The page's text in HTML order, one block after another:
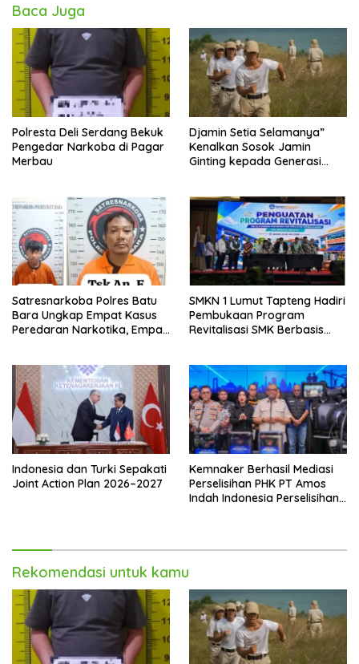
Baca Juga
Polresta Deli Serdang Bekuk
Pengedar Narkoba di Pagar
Merbau
Djamin Setia Selamanya”
Kenalkan Sosok Jamin
Ginting kepada Generasi
Satresnarkoba Polres Batu
Bara Ungkap Empat Kasus
Peredaran Narkotika, Empat
SMKN 1 Lumut Tapteng Hadiri
Pembukaan Program
Revitalisasi SMK Berbasis
Indonesia dan Turki Sepakati
Joint Action Plan 2026–2027
Kemnaker Berhasil Mediasi
Perselisihan PHK PT Amos
Indah Indonesia Perselisihan
Rekomendasi untuk kamu